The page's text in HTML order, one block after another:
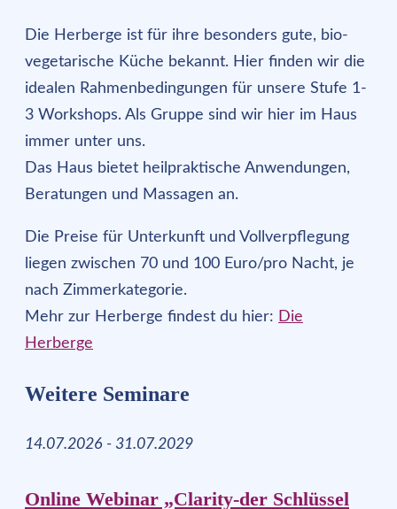
Die Herberge ist für ihre besonders gute, bio-
vegetarische Küche bekannt. Hier finden wir die
idealen Rahmenbedingungen für unsere Stufe 1-
3 Workshops. Als Gruppe sind wir hier im Haus
immer unter uns.
Das Haus bietet heilpraktische Anwendungen,
Beratungen und Massagen an.
Die Preise für Unterkunft und Vollverpflegung
liegen zwischen 70 und 100 Euro/pro Nacht, je
nach Zimmerkategorie.
Mehr zur Herberge findest du hier: Die
Herberge
Weitere Seminare
14.07.2026 - 31.07.2029
Online Webinar „Clarity-der Schlüssel